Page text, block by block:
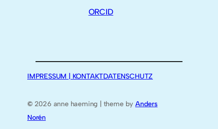
ORCID
IMPRESSUM | KONTAKTDATENSCHUTZ
©2026 anne haeming | theme by Anders
Norén